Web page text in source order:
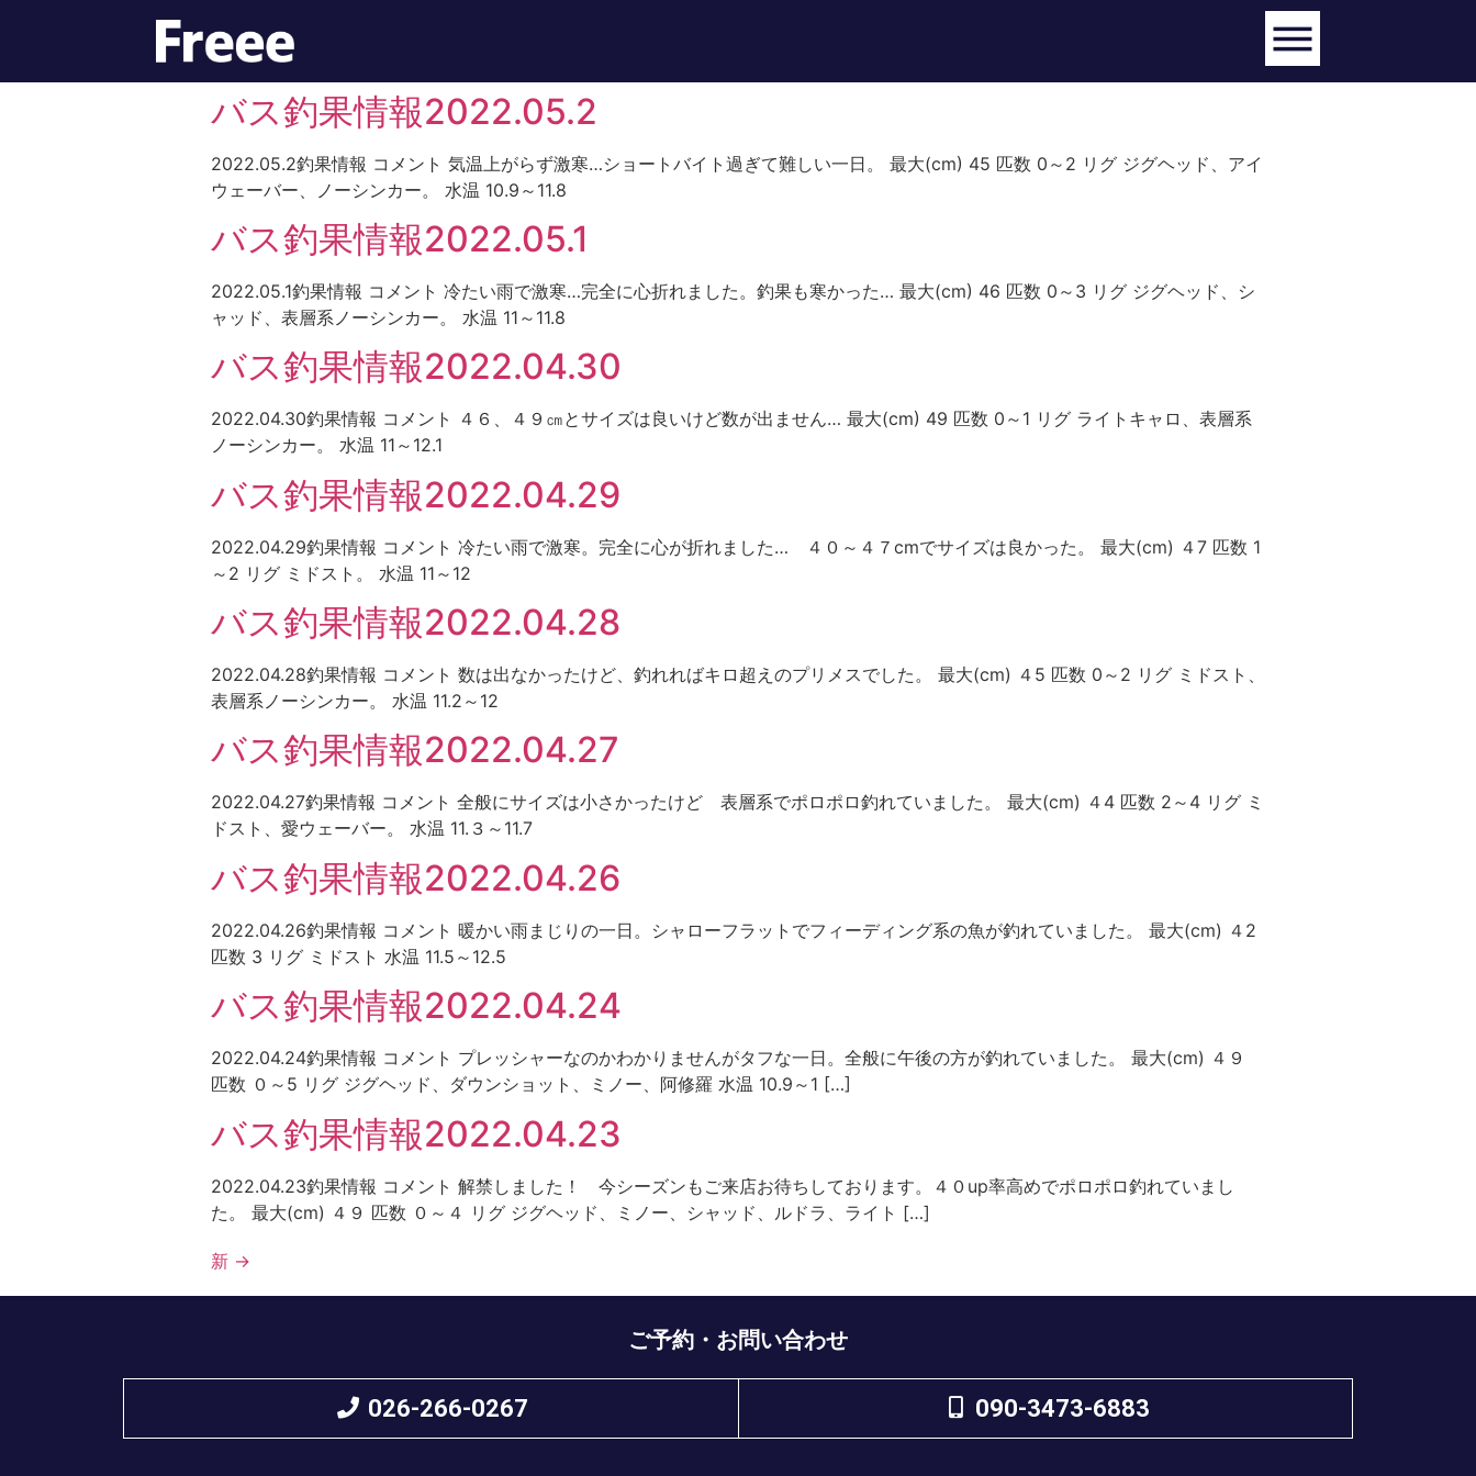
バス釣果情報2022.05.2
2022.05.2釣果情報 コメント 気温上がらず激寒…ショートバイト過ぎて難しい一日。 最大(cm) 45 匹数 0～2 リグ ジグヘッド、アイ
ウェーバー、ノーシンカー。 水温 10.9～11.8
バス釣果情報2022.05.1
2022.05.1釣果情報 コメント 冷たい雨で激寒…完全に心折れました。釣果も寒かった… 最大(cm) 46 匹数 0～3 リグ ジグヘッド、シ
ャッド、表層系ノーシンカー。 水温 11～11.8
バス釣果情報2022.04.30
2022.04.30釣果情報 コメント ４６、４９㎝とサイズは良いけど数が出ません… 最大(cm) 49 匹数 0～1 リグ ライトキャロ、表層系
ノーシンカー。 水温 11～12.1
バス釣果情報2022.04.29
2022.04.29釣果情報 コメント 冷たい雨で激寒。完全に心が折れました… ４０～４７cmでサイズは良かった。 最大(cm) ４7 匹数 1
～2 リグ ミドスト。 水温 11～12
バス釣果情報2022.04.28
2022.04.28釣果情報 コメント 数は出なかったけど、釣れればキロ超えのプリメスでした。 最大(cm) ４5 匹数 0～2 リグ ミドスト、
表層系ノーシンカー。 水温 11.2～12
バス釣果情報2022.04.27
2022.04.27釣果情報 コメント 全般にサイズは小さかったけど 表層系でポロポロ釣れていました。 最大(cm) ４4 匹数 2～4 リグ ミ
ドスト、愛ウェーバー。 水温 11.３～11.7
バス釣果情報2022.04.26
2022.04.26釣果情報 コメント 暖かい雨まじりの一日。シャローフラットでフィーディング系の魚が釣れていました。 最大(cm) ４2
匹数 3 リグ ミドスト 水温 11.5～12.5
バス釣果情報2022.04.24
2022.04.24釣果情報 コメント プレッシャーなのかわかりませんがタフな一日。全般に午後の方が釣れていました。 最大(cm) ４９
匹数 ０～5 リグ ジグヘッド、ダウンショット、ミノー、阿修羅 水温 10.9～1 […]
バス釣果情報2022.04.23
2022.04.23釣果情報 コメント 解禁しました！ 今シーズンもご来店お待ちしております。４０up率高めでポロポロ釣れていまし
た。 最大(cm) ４９ 匹数 ０～４ リグ ジグヘッド、ミノー、シャッド、ルドラ、ライト […]
新 →
ご予約・お問い合わせ
026-266-0267 090-3473-6883